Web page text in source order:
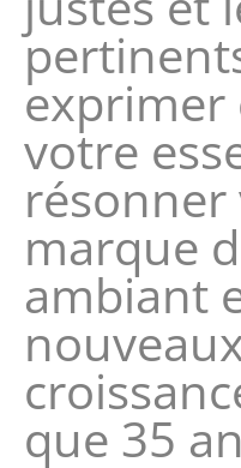
votre
marque
ambiant
que 35